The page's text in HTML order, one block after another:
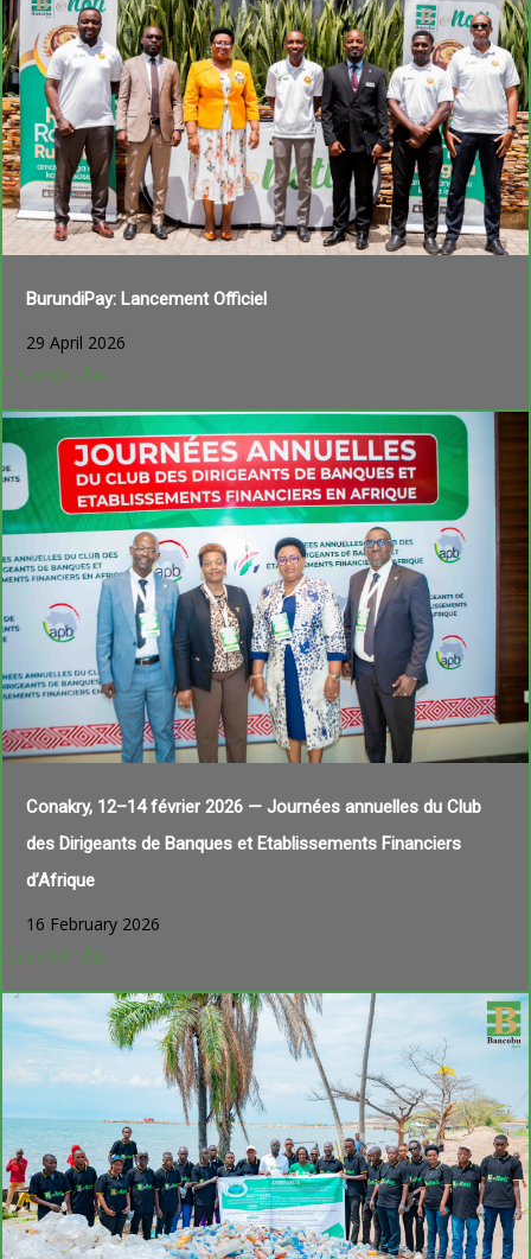
BurundiPay: Lancement Officiel
29 April 2026
En savoir plus
Conakry, 12–14 février 2026 — Journées annuelles du Club
des Dirigeants de Banques et Etablissements Financiers
d’Afrique
16 February 2026
En savoir plus